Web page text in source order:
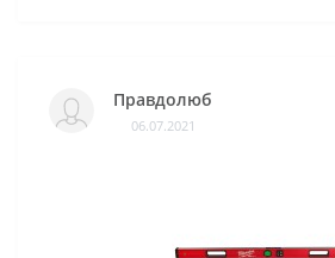
Правдолюб
06.07.2021